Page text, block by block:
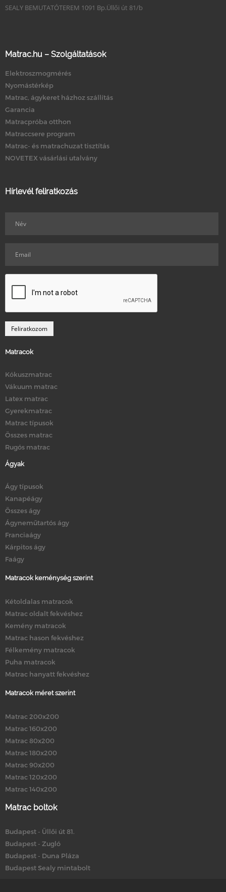
SEALY BEMUTATÓTEREM 1091 Bp.Üllői út 81/b
Matrac.hu – Szolgáltatások
Elektroszmogmérés
Nyomástérkép
Matrac, ágykeret házhoz szállítás
Garancia
Matracpróba otthon
Matraccsere program
Matrac- és matrachuzat tisztítás
NOVETEX vásárlási utalvány
Hírlevél feliratkozás
Matracok
Kókuszmatrac
Vákuum matrac
Latex matrac
Gyerekmatrac
Matrac típusok
Összes matrac
Rugós matrac
Ágyak
Ágy típusok
Kanapéágy
Összes ágy
Ágyneműtartós ágy
Franciaágy
Kárpitos ágy
Faágy
Matracok keménység szerint
Kétoldalas matracok
Matrac oldalt fekvéshez
Kemény matracok
Matrac hason fekvéshez
Félkemény matracok
Puha matracok
Matrac hanyatt fekvéshez
Matracok méret szerint
Matrac 200x200
Matrac 160x200
Matrac 80x200
Matrac 180x200
Matrac 90x200
Matrac 120x200
Matrac 140x200
Matrac boltok
Budapest - Üllői út 81.
Budapest - Zugló
Budapest - Duna Pláza
Budapest Sealy mintabolt